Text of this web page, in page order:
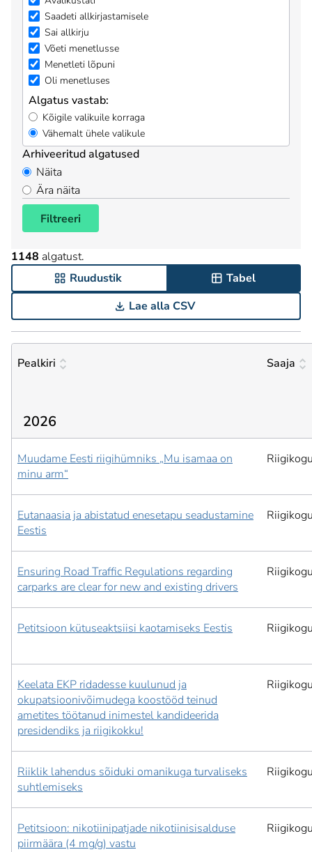
Saadeti allkirjastamisele
Sai allkirju
Võeti menetlusse
Menetleti lõpuni
Oli menetluses
Algatus vastab:
Kõigile valikuile korraga
Vähemalt ühele valikule
Arhiveeritud algatused
Näita
Ära näita
Filtreeri
1148 algatust.
Ruudustik
Tabel
Lae alla CSV
Pealkiri Saaja
2026
Muudame Eesti riigihümniks „Mu isamaa on
minu arm“
Eutanaasia ja abistatud enesetapu seadustamine
Eestis
Ensuring Road Traffic Regulations regarding
carparks are clear for new and existing drivers
Petitsioon kütuseaktsiisi kaotamiseks Eestis
Keelata EKP ridadesse kuulunud ja
okupatsioonivõimudega koostööd teinud
ametites töötanud inimestel kandideerida
presidendiks ja riigikokku!
Riiklik lahendus sõiduki omanikuga turvaliseks
suhtlemiseks
Petitsioon: nikotiinipatjade nikotiinisisalduse
piirmäära (4 mg/g) vastu